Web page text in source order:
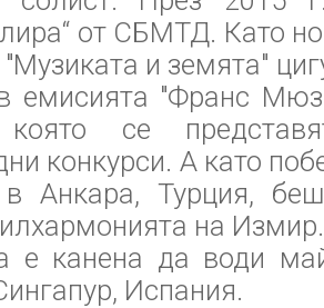
от СБМТД. Като
и земята"
емисията "Франс
се
конкурси. А като
Анкара, Турция,
на Измир.
е канена да води
Испания.